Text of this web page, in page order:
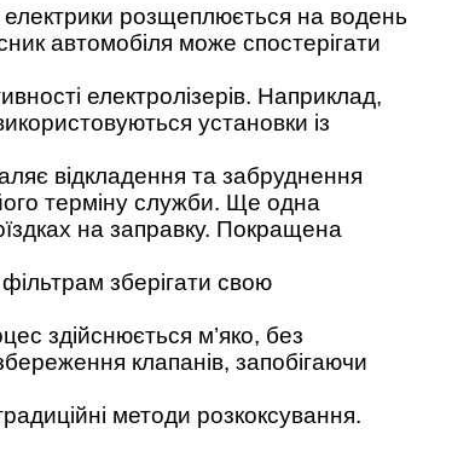
розщеплюється на водень
автомобіля може спостерігати
електролізерів. Наприклад,
установки із
відкладення та забруднення
терміну служби. Ще одна
на заправку. Покращена
зберігати свою
здійснюється м’яко, без
клапанів, запобігаючи
методи розкоксування.